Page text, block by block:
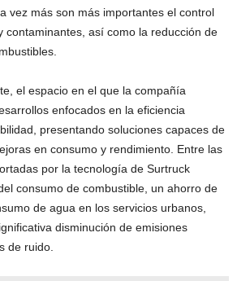
vez más son más importantes el control
contaminantes, así como la reducción de
el espacio en el que la compañía
enfocados en la eficiencia
presentando soluciones capaces de
en consumo y rendimiento. Entre las
por la tecnología de Surtruck
consumo de combustible, un ahorro de
de agua en los servicios urbanos,
disminución de emisiones
de ruido.